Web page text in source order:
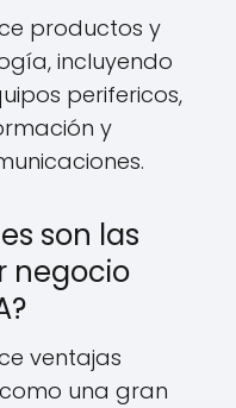
productos y
incluyendo
perifericos,
y
son las
negocio
ventajas
una gran